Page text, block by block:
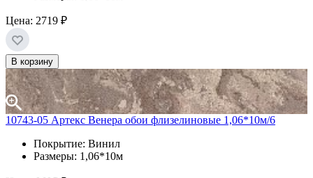
Цена: 2719 ₽
В корзину
10743-05 Артекс Венера обои флизелиновые 1,06*10м/6
Покрытие: Винил
Размеры: 1,06*10м